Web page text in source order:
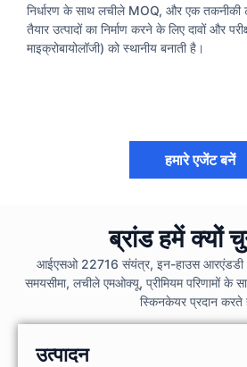
निर्धारण के साथ लचीले MOQ, और एक तकनीकी
तैयार उत्पादों का निर्माण करने के लिए दावों और
माइक्रोबायोलॉजी) को स्थानीय बनाती है।
हमारे एजेंट बनें
ब्रांड हमें क्यों
आईएसओ 22716 संयंत्र, इन-हाउस आरएंडडी
समयसीमा, लचीले एमओक्यू, प्रीमियम परिणामों
स्किनकेयर प्रदान करते
उत्पादन